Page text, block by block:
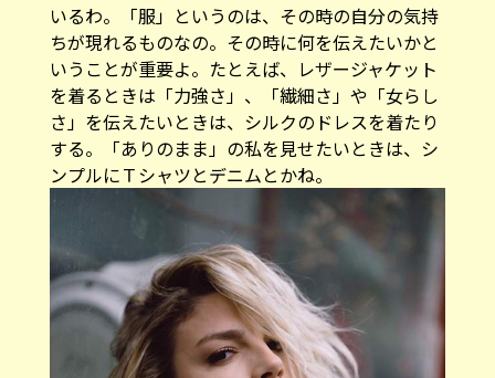
いるわ。「服」というのは、その時の自分の気持
ちが現れるものなの。その時に何を伝えたいかと
いうことが重要よ。たとえば、レザージャケット
を着るときは「力強さ」、「繊細さ」や「女らし
さ」を伝えたいときは、シルクのドレスを着たり
する。「ありのまま」の私を見せたいときは、シ
ンプルにＴシャツとデニムとかね。